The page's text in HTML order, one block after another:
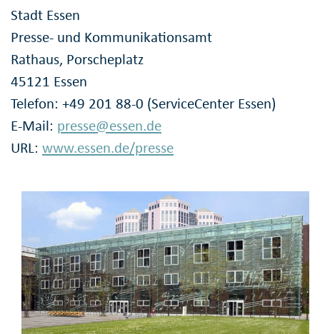
Stadt Essen
Presse- und Kommunikationsamt
Rathaus, Porscheplatz
45121 Essen
Telefon: +49 201 88-0 (ServiceCenter Essen)
E-Mail: presse@essen.de
URL: www.essen.de/presse